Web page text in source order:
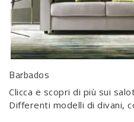
Barbados
Clicca e scopri di più sui
Differenti modelli di divani,